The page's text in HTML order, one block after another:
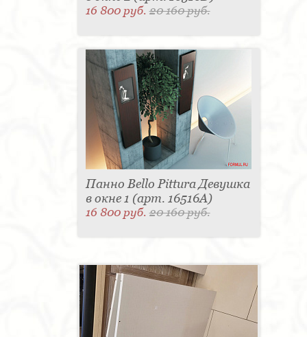
16 800 руб.20 160 руб.
Панно Bello Pittura Девушка
в окне 1 (арт. 16516A)
16 800 руб.20 160 руб.